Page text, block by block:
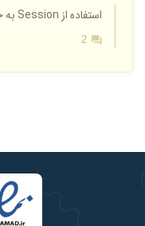
استفاده از Session به جای TempData در Captcha
2